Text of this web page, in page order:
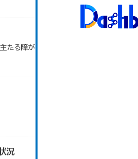
たる障がい部位でカウント
況